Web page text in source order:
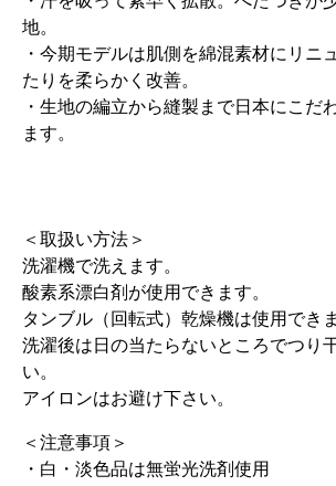
地。
・今期モデルは肌側を綿混素材にリニ
たりを柔らかく改善。
・生地の編立から縫製まで日本にこだ
ます。
＜取扱い方法＞
洗濯機で洗えます。
酸素系漂白剤が使用できます。
タンブル（回転式）乾燥機は使用でき
洗濯後は日の当たらないところでつり
い。
アイロンはお避け下さい。
＜注意事項＞
・白・淡色品は無蛍光洗剤使用